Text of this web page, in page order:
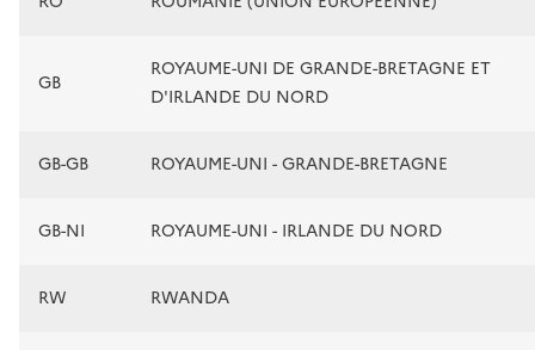
GB
ROYAUME-UNI DE GRANDE-BRETAGNE ET
D'IRLANDE DU NORD
GB-GB ROYAUME-UNI - GRANDE-BRETAGNE
GB-NI ROYAUME-UNI - IRLANDE DU NORD
RW RWANDA